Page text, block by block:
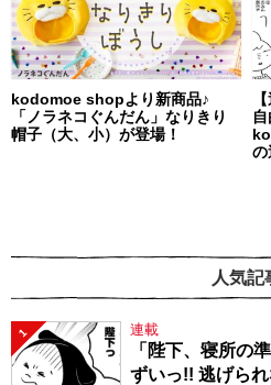
kodomoe shopより新商品♪
「ノラネコぐんだん」なりきり
帽子（大、小）が登場！
人気記
1 連載
「陛下、寝所の
ずいっ!! 逃げら